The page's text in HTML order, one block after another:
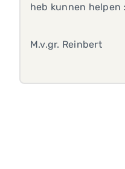
heb kunnen helpen
M.v.gr. Reinbert